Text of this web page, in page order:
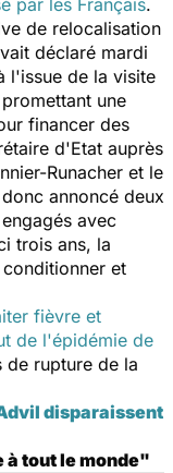
de relocalisation
déclaré mardi
l'issue de la visite
une
financer des
d'Etat auprès
Runacher et le
annoncé deux
avec
trois ans, la
et
fièvre et
de l'épidémie de
de rupture de la
disparaissent
à tout le monde"